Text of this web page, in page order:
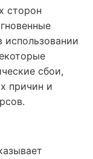
сторон
использовании
сбои,
причин и